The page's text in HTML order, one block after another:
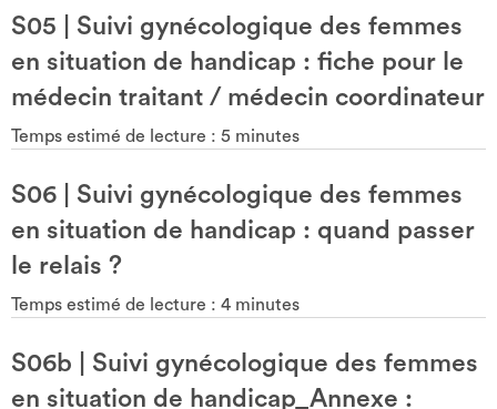
S05
Suivi gynécologique des femmes
en situation de handicap : fiche pour le
médecin traitant / médecin coordinateur
Temps estimé de lecture : 5 minutes
S06
Suivi gynécologique des femmes
en situation de handicap : quand passer
le relais ?
Temps estimé de lecture : 4 minutes
S06b
Suivi gynécologique des femmes
en situation de handicap_Annexe :